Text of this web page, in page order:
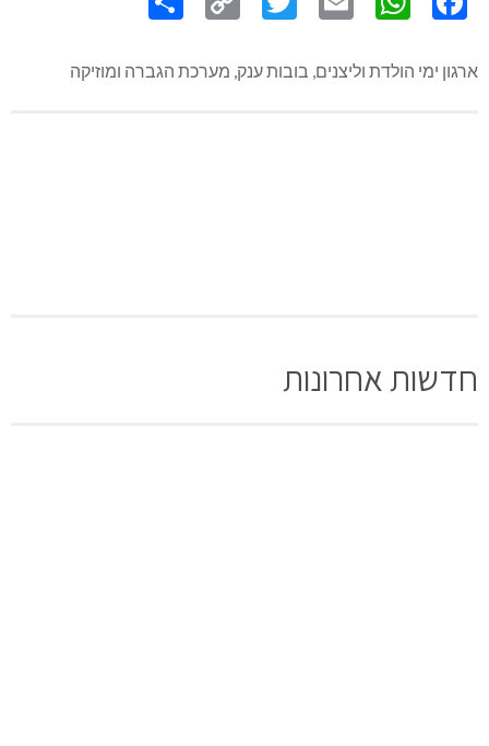
ארגון ימי הולדת וליצנים, בובות ענק, מערכת הגברה ומוזיקה
חדשות אחרונות